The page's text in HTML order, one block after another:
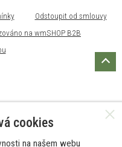
Odstoupit od smlouvy
na wmSHOP B2B
cookies
na našem webu